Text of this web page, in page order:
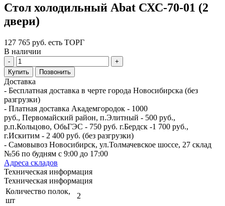
Стол холодильный Abat СХС-70-01 (2
двери)
127 765 руб. есть ТОРГ
В наличии
-
+
Купить
Позвонить
Доставка
- Бесплатная доставка в черте города Новосибирска (без
разгрузки)
- Платная доставка Академгородок - 1000
руб., Первомайский район, п.Элитный - 500 руб.,
р.п.Кольцово, ОбьГЭС - 750 руб. г.Бердск -1 700 руб.,
г.Искитим - 2 400 руб. (без разгрузки)
- Самовывоз Новосибирск, ул.Толмачевское шоссе, 27 склад
№56 по будням с 9:00 до 17:00
Адреса складов
Техническая информация
Техническая информация
Количество полок,
шт
2